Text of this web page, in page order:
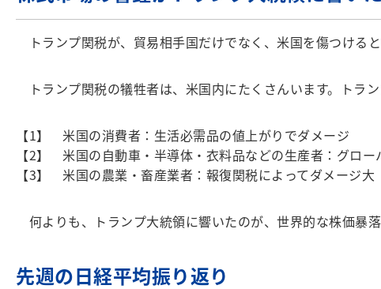
トランプ関税が、貿易相手国だけでなく、米国を傷つける
トランプ関税の犠牲者は、米国内にたくさんいます。トラ
【1】 米国の消費者：生活必需品の値上がりでダメージ
【2】 米国の自動車・半導体・衣料品などの生産者：グロ
【3】 米国の農業・畜産業者：報復関税によってダメージ大
何よりも、トランプ大統領に響いたのが、世界的な株価暴
先週の日経平均振り返り